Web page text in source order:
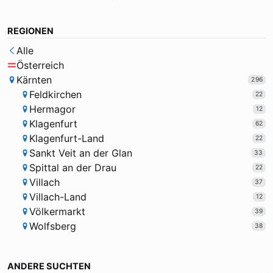
REGIONEN
Alle
Österreich
Kärnten
296
Feldkirchen 22
Hermagor 12
Klagenfurt 62
Klagenfurt-Land 22
Sankt Veit an der Glan 33
Spittal an der Drau 22
Villach 37
Villach-Land 12
Völkermarkt 39
Wolfsberg 38
ANDERE SUCHTEN